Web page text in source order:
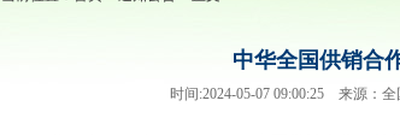
中华全国供销合
时间:2024-05-07 09:00:25 来源：